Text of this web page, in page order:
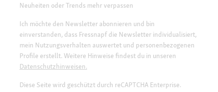
Neuheiten oder Trends mehr verpassen
Ich möchte den Newsletter abonnieren und bin
einverstanden, dass Fressnapf die Newsletter individualisiert,
mein Nutzungsverhalten auswertet und personenbezogenen
Profile erstellt. Weitere Hinweise findest du in unseren
Datenschutzhinweisen.
Diese Seite wird geschützt durch reCAPTCHA Enterprise.